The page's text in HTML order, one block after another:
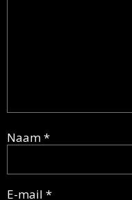
Naam*
E-mail *